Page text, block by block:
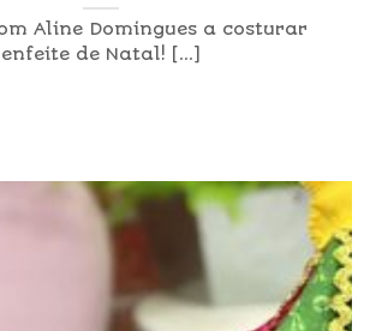
Aline Domingues a costurar
enfeite de Natal! [...]